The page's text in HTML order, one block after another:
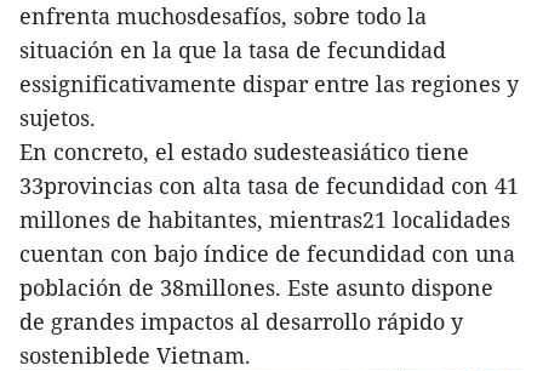
enfrenta muchosdesafíos, sobre todo la
situación en la que la tasa de fecundidad
essignificativamente dispar entre las regiones y
sujetos.
En concreto, el estado sudesteasiático tiene
33provincias con alta tasa de fecundidad con 41
millones de habitantes, mientras21 localidades
cuentan con bajo índice de fecundidad con una
población de 38millones. Este asunto dispone
de grandes impactos al desarrollo rápido y
sosteniblede Vietnam.